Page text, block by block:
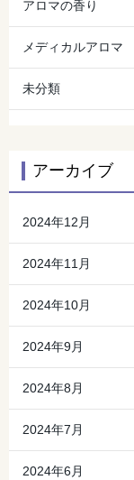
アロマの香り
メディカルアロマ
未分類
アーカイブ
2024年12月
2024年11月
2024年10月
2024年9月
2024年8月
2024年7月
2024年6月